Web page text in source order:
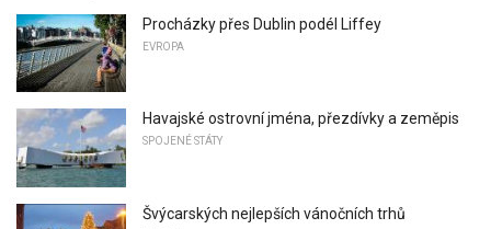
Procházky přes Dublin podél Liffey
EVROPA
Havajské ostrovní jména, přezdívky a zeměpis
SPOJENÉ STÁTY
Švýcarských nejlepších vánočních trhů